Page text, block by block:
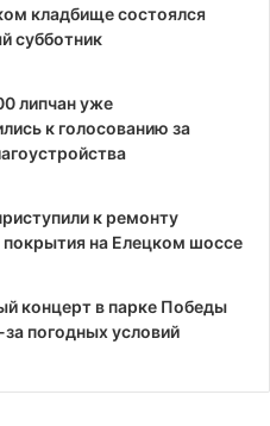
кладбище состоялся
субботник
липчан уже
к голосованию за
к ремонту
на Елецком шоссе
концерт в парке Победы
погодных условий